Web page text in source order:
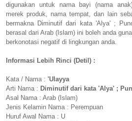
digunakan untuk nama bayi (nama
merek produk, nama tempat, dan lain
bermakna Diminutif dari kata 'Alya' ;
berasal dari Arab (Islam) ini boleh anda
berkonotasi negatif di lingkungan anda.
Informasi Lebih Rinci (Detil) :
Kata / Nama : 'Ulayya
Arti Nama : Diminutif dari kata 'Alya' ;
Asal Nama : Arab (Islam)
Jenis Kelamin Nama : Perempuan
Huruf Awal Nama : U